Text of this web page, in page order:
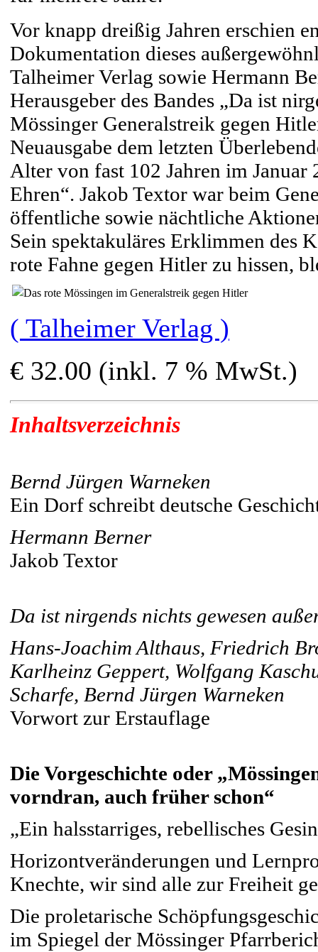
Vor knapp dreißig Jahren erschien
Dokumentation dieses
Talheimer Verlag sowie Hermann
Herausgeber des Bandes „Da ist
Mössinger Generalstreik gegen
Neuausgabe dem letzten
Alter von fast 102 Jahren im Januar
Ehren“. Jakob Textor war beim
öffentliche sowie nächtliche
Sein spektakuläres Erklimmen des
rote Fahne gegen Hitler zu hissen,
( Talheimer Verlag )
€ 32.00 (inkl. 7 % MwSt.)
Inhaltsverzeichnis
Bernd Jürgen Warneken
Ein Dorf schreibt deutsche
Hermann Berner
Jakob Textor
Da ist nirgends nichts gewesen
Hans-Joachim Althaus, Friedrich
Karlheinz Geppert, Wolfgang
Scharfe, Bernd Jürgen Warneken
Vorwort zur Erstauflage
Die Vorgeschichte oder
vorndran, auch früher schon“
„Ein halsstarriges, rebellisches
Horizontveränderungen und
Knechte, wir sind alle zur Freiheit
Die proletarische
im Spiegel der Mössinger